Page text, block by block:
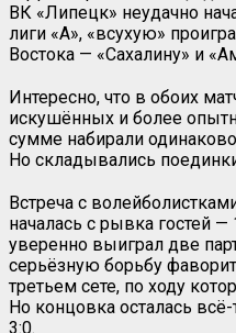
ВК «Липецк» неудачно
лиги «А», «всухую»
Востока — «Сахалину» и
Интересно, что в обоих
искушённых и более
сумме набирали
Но складывались
Встреча с
началась с рывка гостей —
уверенно выиграл две
серьёзную борьбу
третьем сете, по ходу
Но концовка осталась
3:0.